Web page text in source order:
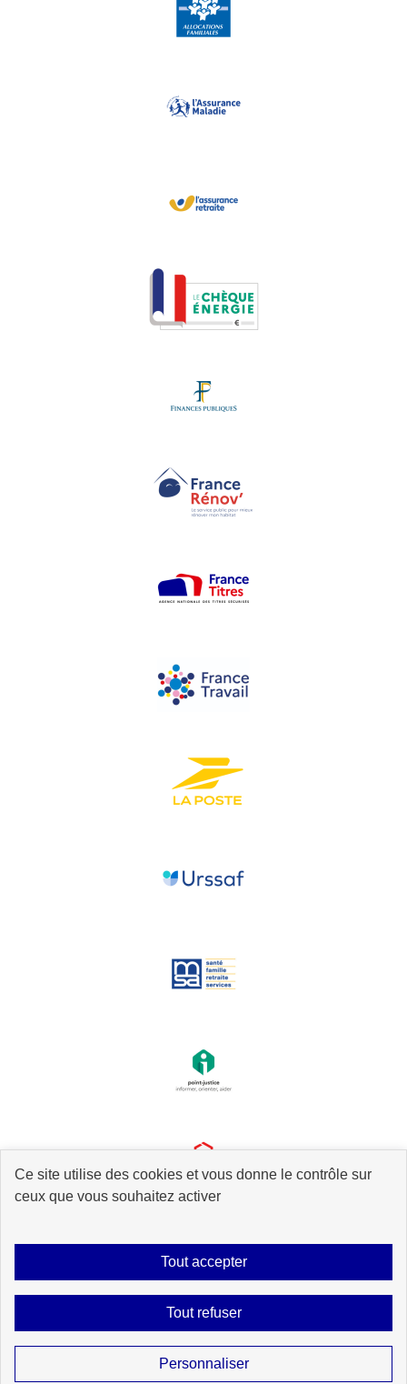
Ce site utilise des cookies et vous donne le contrôle sur
ceux que vous souhaitez activer
Tout accepter
Tout refuser
Personnaliser
Plan du site Accessibilité : partiellement conforme Mentions légales
Gestion des cookies
contenus de ce site sont proposés souslicence etalab-2.0